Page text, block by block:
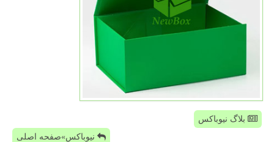
بلاگ نیوباکس
نیوباکس»صفحه اصلی